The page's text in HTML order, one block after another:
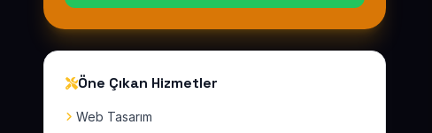
Öne Çıkan Hizmetler
Web Tasarım